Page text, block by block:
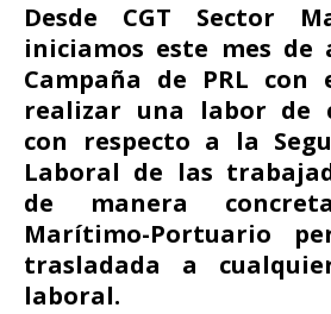
Desde CGT Sector
iniciamos este mes de
Campaña de PRL
realizar una labor de
con respecto a la
Laboral de las
de manera
Marítimo-Portuario
trasladada a
laboral.